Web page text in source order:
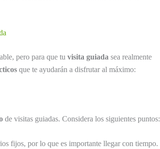
pero para que tu visita guiada sea realmente
que te ayudarán a disfrutar al máximo:
de visitas guiadas. Considera los siguientes puntos:
fijos, por lo que es importante llegar con tiempo.